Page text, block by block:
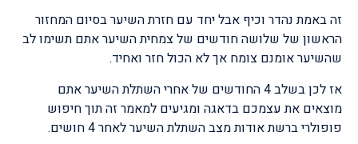
זה באמת נהדר וכיף אבל יחד עם חזרת השיער בסיום המחזור
הראשון של שלושה חודשים של צמחית השיער אתם תשימו לב
שהשיער אומנם צומח אך לא הכול חזר ואחיד.
אז לכן בשלב 4 החודשים של אחרי השתלת השיער אתם
מוצאים את עצמכם בדאגה ומגיעים למאמר זה תוך חיפוש
פופולרי ברשת אודות מצב השתלת השיער לאחר 4 חושים.